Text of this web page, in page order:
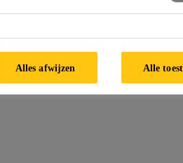
Alles afwijzen Alle